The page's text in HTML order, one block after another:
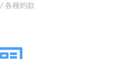
各種約款